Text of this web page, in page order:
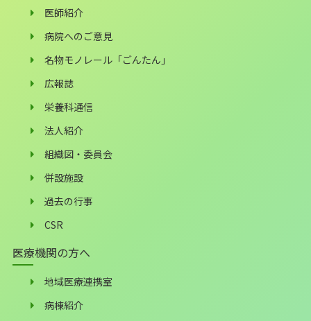
医師紹介
病院へのご意見
名物モノレール「ごんたん」
広報誌
栄養科通信
法人紹介
組織図・委員会
併設施設
過去の行事
CSR
医療機関の方へ
地域医療連携室
病棟紹介